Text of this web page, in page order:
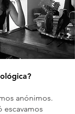
anónimos.
escavamos